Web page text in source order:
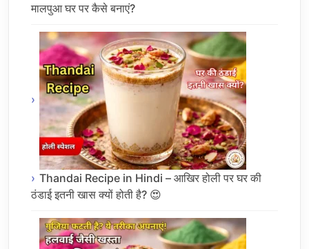
मालपुआ घर पर कैसे बनाएं?
Thandai Recipe in Hindi – आखिर होली पर घर की
ठंडाई इतनी खास क्यों होती है? 😍